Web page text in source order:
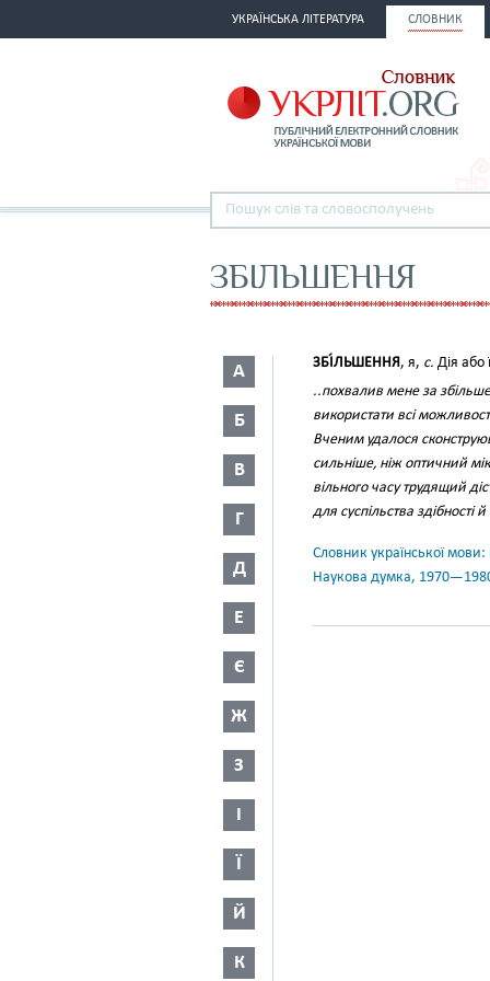
УКРАЇНСЬКА ЛІТЕРАТУРА СЛОВНИК
ЗБІЛЬШЕННЯ
А
Б
В
Г
Д
Е
Є
Ж
З
І
Ї
Й
К
ЗБІ́ЛЬШЕННЯ, я, с. Дія або
..похвалив мене за
використати всі
Вченим удалося
сильніше, ніж оптичний
вільного часу трудящий
для суспільства здібності
Словник української
Наукова думка,